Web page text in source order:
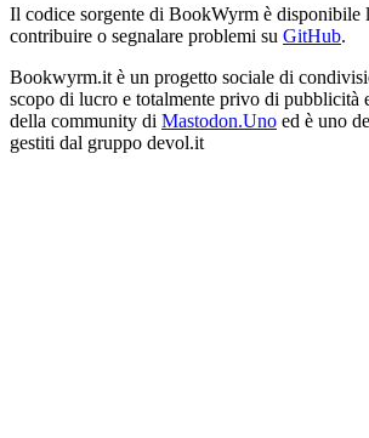
Il codice sorgente di BookWyrm è disponibile
contribuire o segnalare problemi su GitHub.
Bookwyrm.it è un progetto sociale di
scopo di lucro e totalmente privo di pubblicità
della community di Mastodon.Uno ed è uno
gestiti dal gruppo devol.it